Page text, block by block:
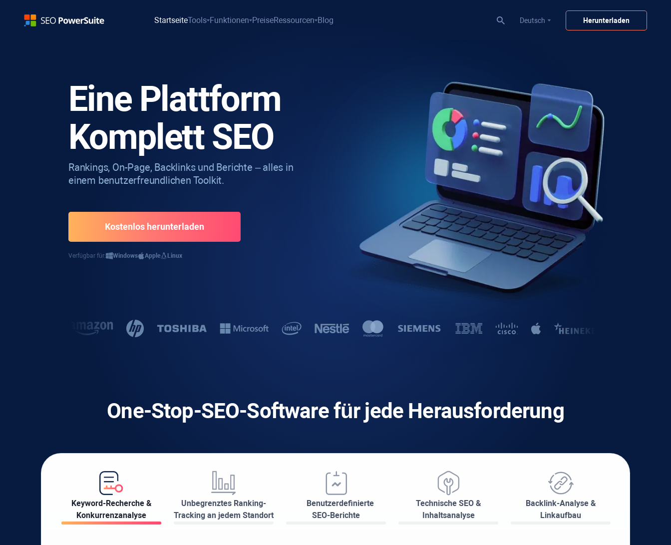
StartseiteTools Funktionen PreiseRessourcen Blog Deutsch Herunterladen
Eine Plattform
Komplett SEO
Rankings, On-Page, Backlinks und Berichte – alles in
einem benutzerfreundlichen Toolkit.
Kostenlos herunterladen
Verfügbar für: Windows Apple Linux
One-Stop-SEO-Software für jede Herausforderung
Keyword-Recherche &
Konkurrenzanalyse
Unbegrenztes Ranking-
Tracking an jedem Standort
Benutzerdefinierte
SEO-Berichte
Technische SEO &
Inhaltsanalyse
Backlink-Analyse &
Linkaufbau